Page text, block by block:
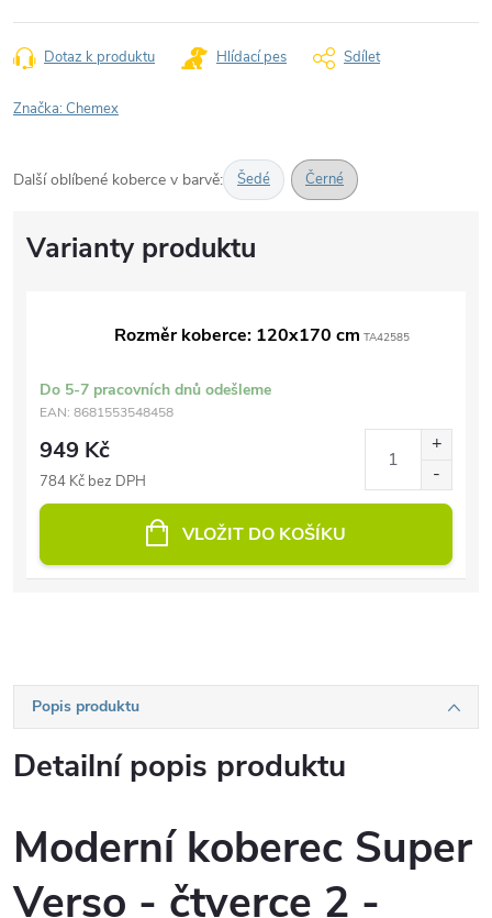
Dotaz k produktu Hlídací pes Sdílet
Značka:Chemex
Další oblíbené koberce v barvě: Šedé Černé
Rozměr koberce: 120x170 cm TA42585
Do 5-7 pracovních dnů odešleme
EAN: 8681553548458
949 Kč
784 Kč bez DPH
VLOŽIT DO KOŠÍKU
Popis produktu
Detailní popis produktu
Moderní koberec Super
Verso - čtverce 2 -